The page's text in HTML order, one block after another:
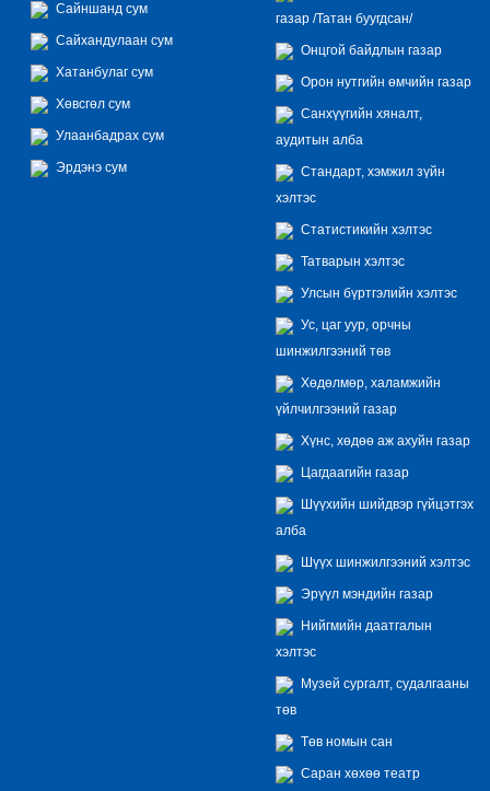
Сайншанд сум
Сайхандулаан сум
Хатанбулаг сум
Хөвсгөл сум
Улаанбадрах сум
Эрдэнэ сум
газар /Татан буугдсан/
Онцгой байдлын газар
Орон нутгийн өмчийн газар
Санхүүгийн хяналт,
аудитын алба
Стандарт, хэмжил зүйн
хэлтэс
Статистикийн хэлтэс
Татварын хэлтэс
Улсын бүртгэлийн хэлтэс
Ус, цаг уур, орчны
шинжилгээний төв
Хөдөлмөр, халамжийн
үйлчилгээний газар
Хүнс, хөдөө аж ахуйн газар
Цагдаагийн газар
Шүүхийн шийдвэр гүйцэтгэх
алба
Шүүх шинжилгээний хэлтэс
Эрүүл мэндийн газар
Нийгмийн даатгалын
хэлтэс
Музей сургалт, судалгааны
төв
Төв номын сан
Саран хөхөө театр